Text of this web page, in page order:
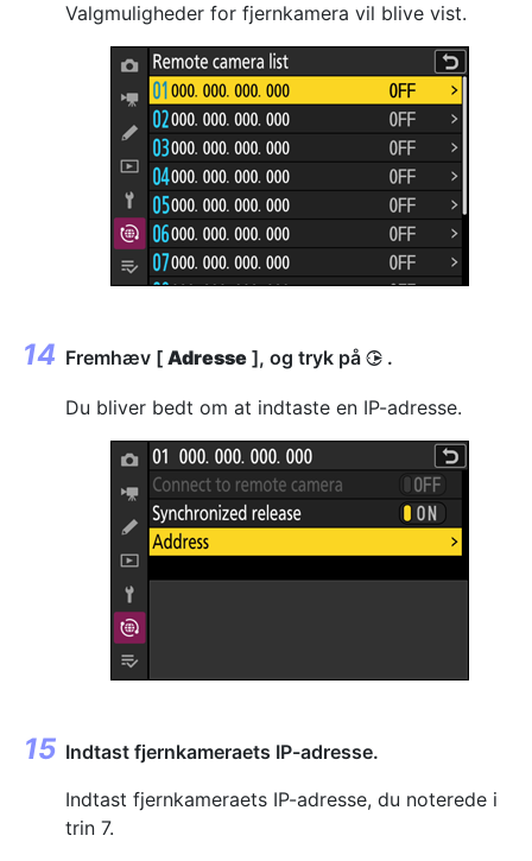
Valgmuligheder for fjernkamera vil blive vist.
Fremhæv [ Adresse ], og tryk på 2 .
Du bliver bedt om at indtaste en IP-adresse.
Indtast fjernkameraets IP-adresse.
Indtast fjernkameraets IP-adresse, du noterede i
trin 7.